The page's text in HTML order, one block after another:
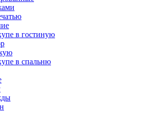
в гостиную
в спальню